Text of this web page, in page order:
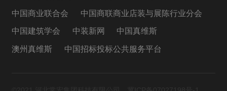
中国商业联合会 中国商联商业店装与展陈行业分会
中国建筑学会 中装新网 中国真维斯
澳州真维斯 中国招标投标公共服务平台